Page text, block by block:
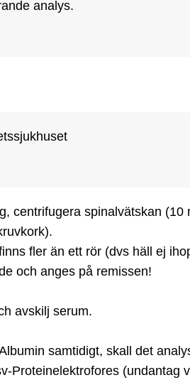
analys.
centrifugera spinalvätskan
fler än ett rör (dvs häll ej
och anges på remissen!
avskilj serum.
samtidigt, skall det
Proteinelektrofores (undantag